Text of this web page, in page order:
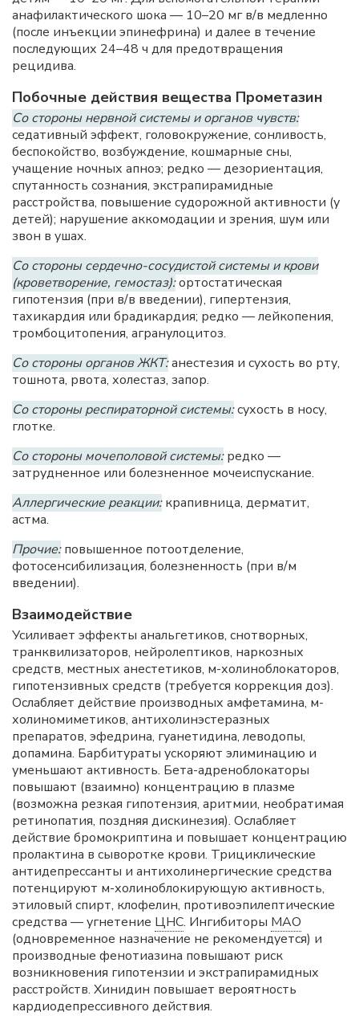
анафилактического шока — 10–20 мг в/в медленно
(после инъекции эпинефрина) и далее в течение
последующих 24–48 ч для предотвращения
рецидива.
Побочные действия вещества Прометазин
Со стороны нервной системы и органов чувств:
седативный эффект, головокружение, сонливость,
беспокойство, возбуждение, кошмарные сны,
учащение ночных апноэ; редко — дезориентация,
спутанность сознания, экстрапирамидные
расстройства, повышение судорожной активности (у
детей); нарушение аккомодации и зрения, шум или
звон в ушах.
Со стороны сердечно-сосудистой системы и крови
(кроветворение, гемостаз):ортостатическая
гипотензия (при в/в введении), гипертензия,
тахикардия или брадикардия; редко — лейкопения,
тромбоцитопения, агранулоцитоз.
Со стороны органов ЖКТ:анестезия и сухость во рту,
тошнота, рвота, холестаз, запор.
Со стороны респираторной системы:сухость в носу,
глотке.
Со стороны мочеполовой системы:редко —
затрудненное или болезненное мочеиспускание.
Аллергические реакции:крапивница, дерматит,
астма.
Прочие:повышенное потоотделение,
фотосенсибилизация, болезненность (при в/м
введении).
Взаимодействие
Усиливает эффекты анальгетиков, снотворных,
транквилизаторов, нейролептиков, наркозных
средств, местных анестетиков, м-холиноблокаторов,
гипотензивных средств (требуется коррекция доз).
Ослабляет действие производных амфетамина, м-
холиномиметиков, антихолинэстеразных
препаратов, эфедрина, гуанетидина, леводопы,
допамина. Барбитураты ускоряют элиминацию и
уменьшают активность. Бета-адреноблокаторы
повышают (взаимно) концентрацию в плазме
(возможна резкая гипотензия, аритмии, необратимая
ретинопатия, поздняя дискинезия). Ослабляет
действие бромокриптина и повышает концентрацию
пролактина в сыворотке крови. Трициклические
антидепрессанты и антихолинергические средства
потенцируют м-холиноблокирующую активность,
этиловый спирт, клофелин, противоэпилептические
средства — угнетение ЦНС. Ингибиторы МАО
(одновременное назначение не рекомендуется) и
производные фенотиазина повышают риск
возникновения гипотензии и экстрапирамидных
расстройств. Хинидин повышает вероятность
кардиодепрессивного действия.